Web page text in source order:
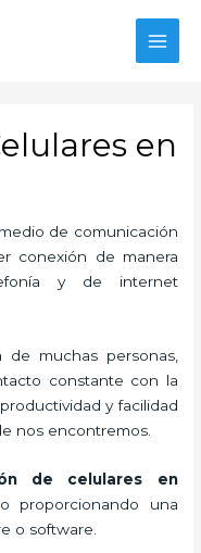
en
de comunicación
conexión de manera
y de internet
muchas personas,
constante con la
y facilidad
nos encontremos.
de celulares en
una
o software.